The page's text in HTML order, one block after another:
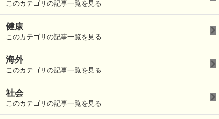
このカテゴリの記事一覧を見る
健康
このカテゴリの記事一覧を見る
海外
このカテゴリの記事一覧を見る
社会
このカテゴリの記事一覧を見る